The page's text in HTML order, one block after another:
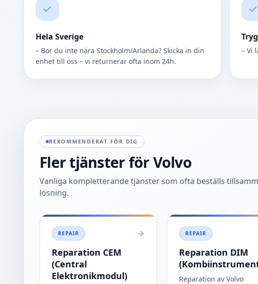
Hela Sverige
– Bor du inte nära Stockholm/Arlanda? Skicka in din
enhet till oss – vi returnerar ofta inom 24h.
– Vi
REKOMMENDERAT FÖR DIG
Fler tjänster förVolvo
Vanliga kompletterande tjänster som ofta beställs
lösning.
REPAIR
Reparation CEM
(Central
Elektronikmodul)
REPAIR
Reparation DIM
Reparation av Volvo